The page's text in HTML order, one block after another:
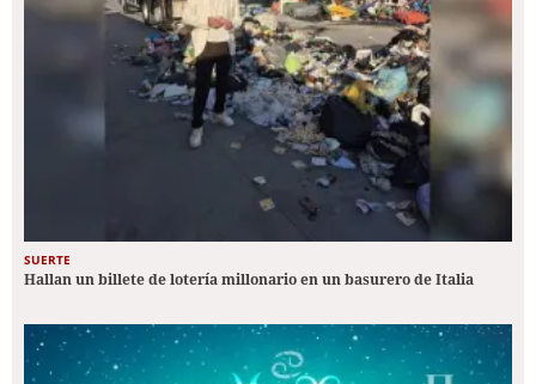
SUERTE
Hallan un billete de lotería millonario en un basurero de Italia